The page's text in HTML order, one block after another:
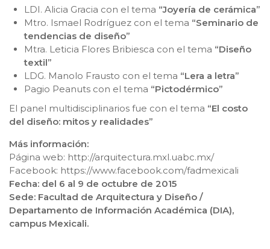
LDI. Alicia Gracia con el tema “Joyería de cerámica”
Mtro. Ismael Rodríguez con el tema “Seminario de
tendencias de diseño”
Mtra. Leticia Flores Bribiesca con el tema “Diseño
textil”
LDG. Manolo Frausto con el tema “Lera a letra”
Pagio Peanuts con el tema “Pictodérmico”
El panel multidisciplinarios fue con el tema “El costo
del diseño: mitos y realidades”
Más información:
Página web: http://arquitectura.mxl.uabc.mx/
Facebook: https://www.facebook.com/fadmexicali
Fecha: del 6 al 9 de octubre de 2015
Sede: Facultad de Arquitectura y Diseño /
Departamento de Información Académica (DIA),
campus Mexicali.